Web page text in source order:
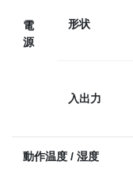
電
源
形状
入出力
動作温度 / 湿度